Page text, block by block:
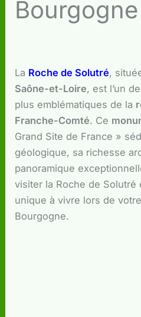
Bourgogne
La Roche de Solutré,
Saône-et-Loire, est l’un
plus emblématiques de la
Franche-Comté. Ce
Grand Site de France »
géologique, sa richesse
panoramique
visiter la Roche de
unique à vivre lors de
Bourgogne.